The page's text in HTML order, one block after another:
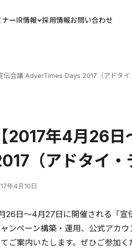
ナーIR情報 採用情報お問い合わせ
伝会議 AdverTimes Days 2017（アドタ
【2017年4月26
（アドタイ
年4月10日
26日～4月27日に開催される「宣
ンペーン構築・運用、公式アカ
ご案内いたします。ぜひご参加く